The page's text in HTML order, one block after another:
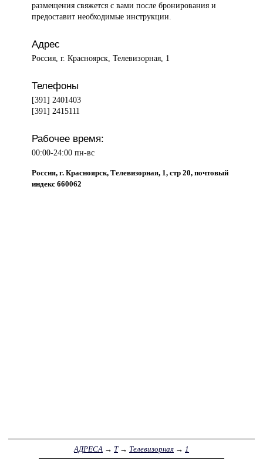
размещения свяжется с вами после бронирования и
предоставит необходимые инструкции.
Адрес
Россия, г. Красноярск, Телевизорная, 1
Телефоны
[391] 2401403
[391] 2415111
Рабочее время:
00:00-24:00 пн-вс
Россия, г. Красноярск, Телевизорная, 1, стр 20, почтовый
индекс 660062
АДРЕСА → Т→ Телевизорная → 1